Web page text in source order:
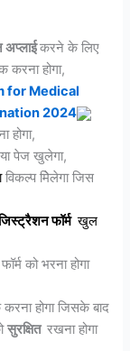
अप्लाईकरने के लिए
करना होगा,
for Medical
2024
होगा,
पेज खुलेगा,
विकल्प मिेलेगा जिस
फॉर्म खुल
को भरना होगा
होगा जिसके बाद
सुरक्षित रखना होगा